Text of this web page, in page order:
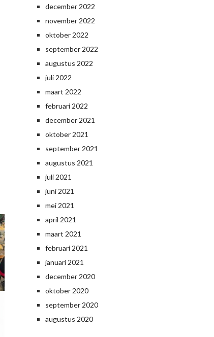
december 2022
november 2022
oktober 2022
september 2022
augustus 2022
juli 2022
maart 2022
februari 2022
december 2021
oktober 2021
september 2021
augustus 2021
juli 2021
juni 2021
mei 2021
april 2021
maart 2021
februari 2021
januari 2021
december 2020
oktober 2020
september 2020
augustus 2020